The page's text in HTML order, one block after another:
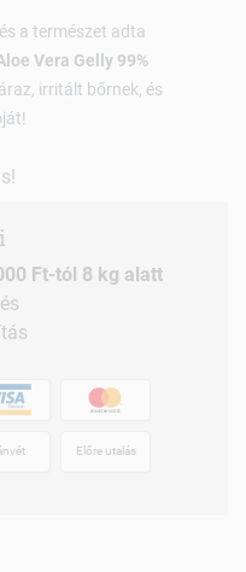
a természet adta
Vera Gelly 99%
irritált bőrnek, és
Ft-tól 8 kg alatt
Előre utalás